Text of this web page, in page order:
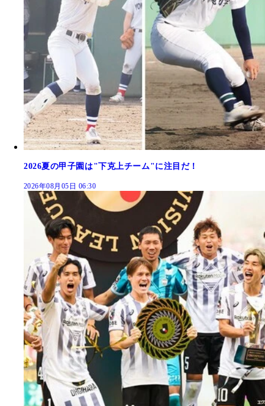
2026夏の甲子園は"下克上チーム"に注目だ！
2026年08月05日 06:30